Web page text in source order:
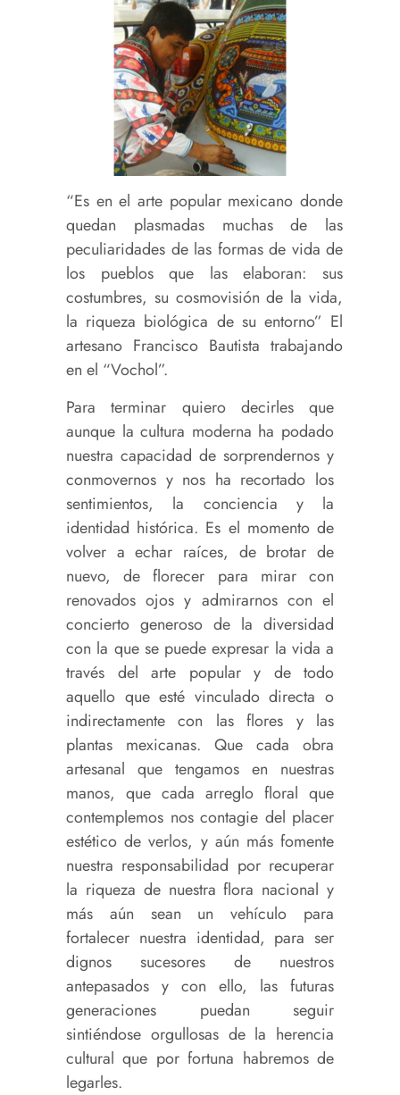
“Es en el arte popular mexicano donde
quedan plasmadas muchas de las
peculiaridades de las formas de vida de
los pueblos que las elaboran: sus
costumbres, su cosmovisión de la vida,
la riqueza biológica de su entorno” El
artesano Francisco Bautista trabajando
en el “Vochol”.
Para terminar quiero decirles que
aunque la cultura moderna ha podado
nuestra capacidad de sorprendernos y
conmovernos y nos ha recortado los
sentimientos, la conciencia y la
identidad histórica. Es el momento de
volver a echar raíces, de brotar de
nuevo, de florecer para mirar con
renovados ojos y admirarnos con el
concierto generoso de la diversidad
con la que se puede expresar la vida a
través del arte popular y de todo
aquello que esté vinculado directa o
indirectamente con las flores y las
plantas mexicanas. Que cada obra
artesanal que tengamos en nuestras
manos, que cada arreglo floral que
contemplemos nos contagie del placer
estético de verlos, y aún más fomente
nuestra responsabilidad por recuperar
la riqueza de nuestra flora nacional y
más aún sean un vehículo para
fortalecer nuestra identidad, para ser
dignos sucesores de nuestros
antepasados y con ello, las futuras
generaciones puedan seguir
sintiéndose orgullosas de la herencia
cultural que por fortuna habremos de
legarles.